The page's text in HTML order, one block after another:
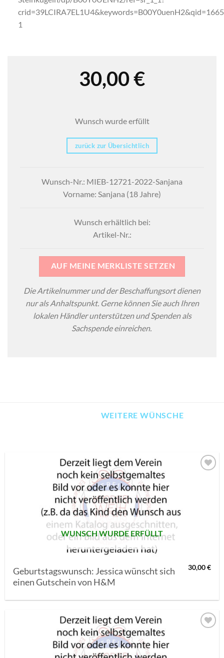
1
30,00€
Wunsch wurde erfüllt
zurück zur Übersichtlich
Wunsch-Nr.: MIEB-12721-2022-Sanjana
Vorname: Sanjana (18 Jahre)
Wunsch erhältlich bei:
Artikel-Nr.:
AUF MEINE MERKLISTE SETZEN
Die Artikelnummer und der Beschaffungsort dienen
nur als Anhaltspunkt. Gerne können Sie auch Ihren
lokalen Händler unterstützen und Spenden als
Sachspende einreichen.
WEITERE WÜNSCHE
WUNSCH WURDE ERFÜLLT
Geburtstagswunsch: Jessica wünscht sich
einen Gutschein von H&M
30,00€